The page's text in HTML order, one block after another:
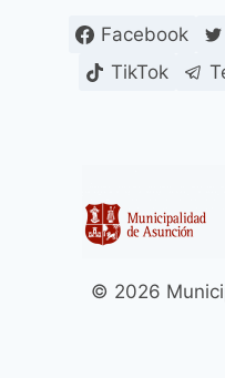
Facebook
TikTok
© 2026